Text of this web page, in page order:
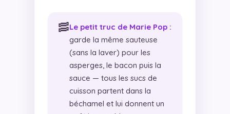
🥓Le petit truc de Marie Pop :
garde la même sauteuse
(sans la laver) pour les
asperges, le bacon puis la
sauce — tous les sucs de
cuisson partent dans la
béchamel et lui donnent un